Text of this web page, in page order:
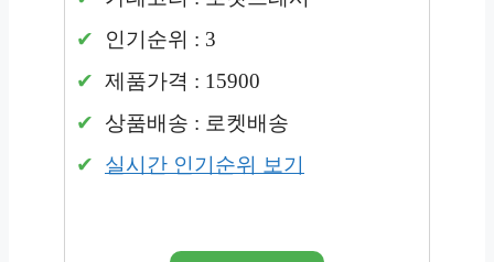
인기순위 : 3
제품가격 : 15900
상품배송 : 로켓배송
실시간 인기순위 보기